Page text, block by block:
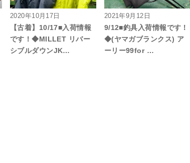
2020年10月17日
【古着】10/17■入荷情報
です！◆MILLET リバー
シブルダウンJK…
2021年9月12日
9/12■釣具入荷情報です！
◆(ヤマガブランクス) ア
ーリー99for …